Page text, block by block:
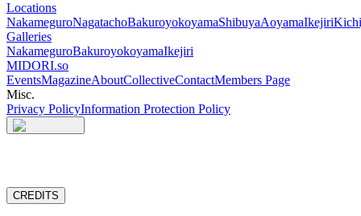
Locations
NakameguroNagatachoBakuroyokoyamaShibuyaAoyamaIkejiri
Galleries
NakameguroBakuroyokoyamaIkejiri
MIDORI.so
EventsMagazineAboutCollectiveContactMembers Page
Misc.
Privacy PolicyInformation Protection Policy
CREDITS